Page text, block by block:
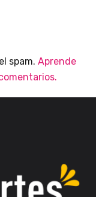
spam.Aprende